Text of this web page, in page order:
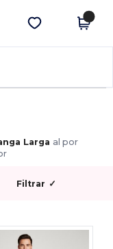
Descargar app
Larga al por
Filtrar ✓